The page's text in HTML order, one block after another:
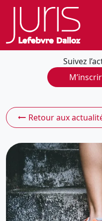
Suivez
Retour aux